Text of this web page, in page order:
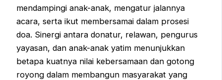
mendampingi anak-anak, mengatur jalannya
acara, serta ikut membersamai dalam prosesi
doa. Sinergi antara donatur, relawan, pengurus
yayasan, dan anak-anak yatim menunjukkan
betapa kuatnya nilai kebersamaan dan gotong
royong dalam membangun masyarakat yang